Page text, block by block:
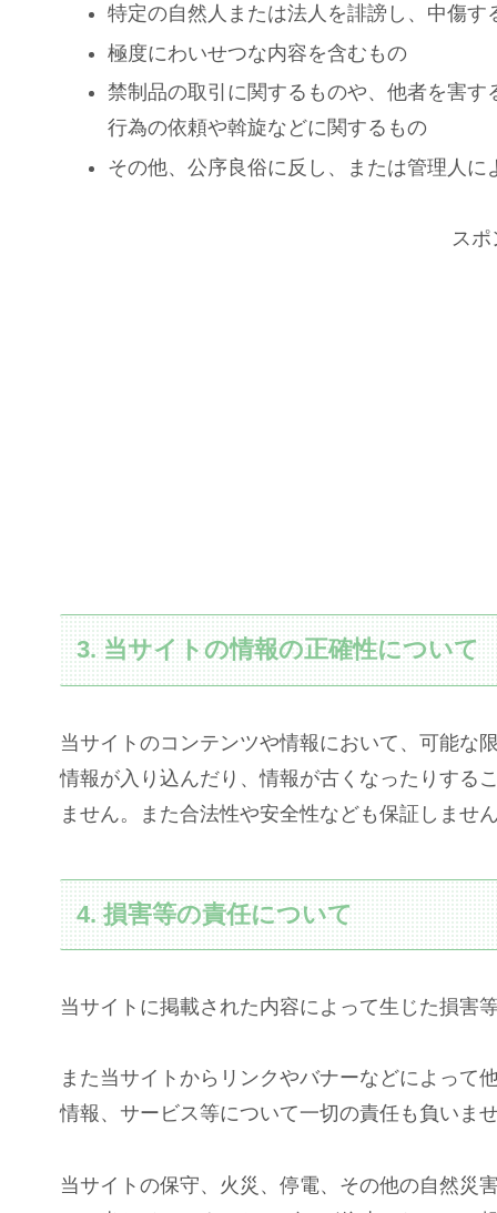
特定の自然人または法人を誹謗し、中傷す
極度にわいせつな内容を含むもの
禁制品の取引に関するものや、他者を害
行為の依頼や斡旋などに関するもの
その他、公序良俗に反し、または管理人
スポ
3. 当サイトの情報の正確性について
当サイトのコンテンツや情報において、可能な
情報が入り込んだり、情報が古くなったりする
ません。また合法性や安全性なども保証しませ
4. 損害等の責任について
当サイトに掲載された内容によって生じた損害
また当サイトからリンクやバナーなどによって
情報、サービス等について一切の責任も負いま
当サイトの保守、火災、停電、その他の自然災